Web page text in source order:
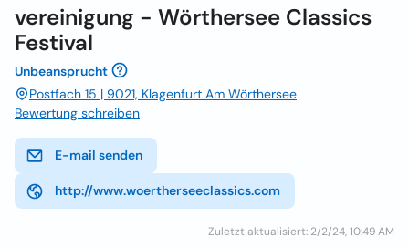
vereinigung - Wörthersee Classics
Festival
Unbeansprucht
Postfach 15 | 9021, Klagenfurt Am Wörthersee
Bewertung schreiben
E-mail senden
http://www.woertherseeclassics.com
Zuletzt aktualisiert: 2/2/24, 10:49 AM